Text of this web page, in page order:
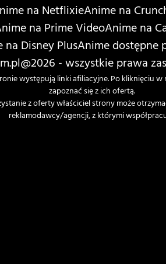
na NetflixieAnime na
na Prime VideoAnime na
na Disney PlusAnime dostępne
@2026 - wszystkie prawa
występują linki afiliacyjne. Po kliknięciu w
zapoznać się z ich ofertą.
z oferty właściciel strony może
reklamodawcy/agencji, z którymi